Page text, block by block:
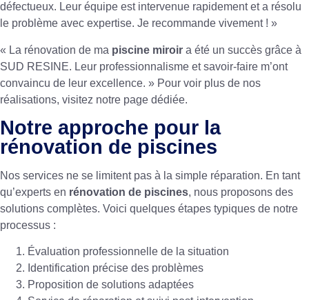
défectueux. Leur équipe est intervenue rapidement et a résolu
le problème avec expertise. Je recommande vivement ! »
« La rénovation de ma piscine miroir a été un succès grâce à
SUD RESINE. Leur professionnalisme et savoir-faire m’ont
convaincu de leur excellence. » Pour voir plus de nos
réalisations, visitez notre page dédiée.
Notre approche pour la
rénovation de piscines
Nos services ne se limitent pas à la simple réparation. En tant
qu’experts en rénovation de piscines, nous proposons des
solutions complètes. Voici quelques étapes typiques de notre
processus :
Évaluation professionnelle de la situation
Identification précise des problèmes
Proposition de solutions adaptées